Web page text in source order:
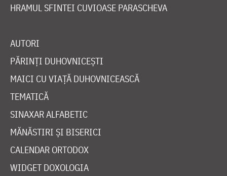
HRAMUL SFINTEI CUVIOASE PARASCHEVA
AUTORI
PĂRINȚI DUHOVNICEȘTI
MAICI CU VIAȚĂ DUHOVNICEASCĂ
TEMATICĂ
SINAXAR ALFABETIC
MĂNĂSTIRI ȘI BISERICI
CALENDAR ORTODOX
WIDGET DOXOLOGIA